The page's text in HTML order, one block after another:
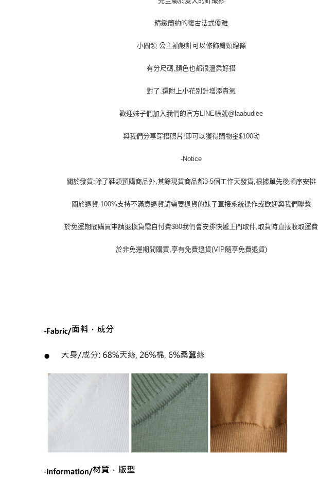
精緻簡約的復古法式優雅
小圓領 公主袖設計可以修飾肩頸線條
有分尺碼,顏色也都很溫柔好搭
對了,還附上小花別針增添貴氣
歡迎妹子們加入我們的官方LINE帳號@laabudiee
與我們分享穿搭照片!即可以獲得購物金$100呦
-Notice
關於發貨:除了鞋類預購商品外,其餘現貨商品都3-5個工作天發貨,根據單先後順序安排
關於退貨:100%支持不滿意退貨請需要退貨的妹子直接系統操作或歡迎與我們聯繋
於免運期間購買申請退換貨需自付費$80我們會安排快遞上門取件,取貨時直接收取運費
於非免運期間購買,享有免費退貨(VIP隨享免費退貨)